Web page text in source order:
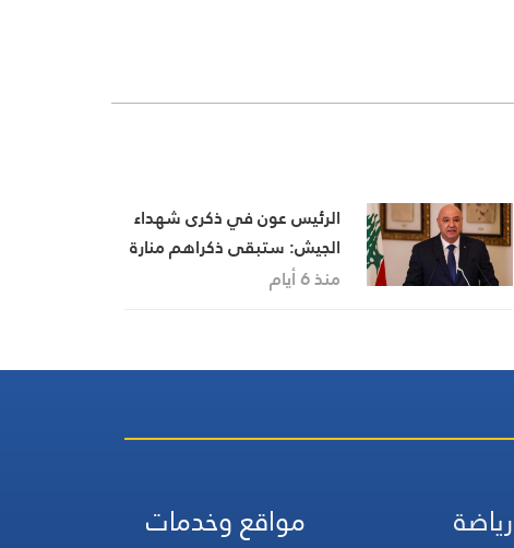
الرئيس عون في ذكرى شهداء
الجيش: ستبقى ذكراهم منارة
تهدينا في مسيرة بناء الوطن
منذ 6 أيام
رياضة مواقع وخدمات